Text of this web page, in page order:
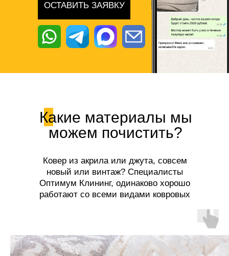
ОСТАВИТЬ ЗАЯВКУ
Какие материалы мы
можем почистить?
Ковер из акрила или джута, совсем
новый или винтаж? Специалисты
Оптимум Клининг, одинаково хорошо
работают со всеми видами ковровых